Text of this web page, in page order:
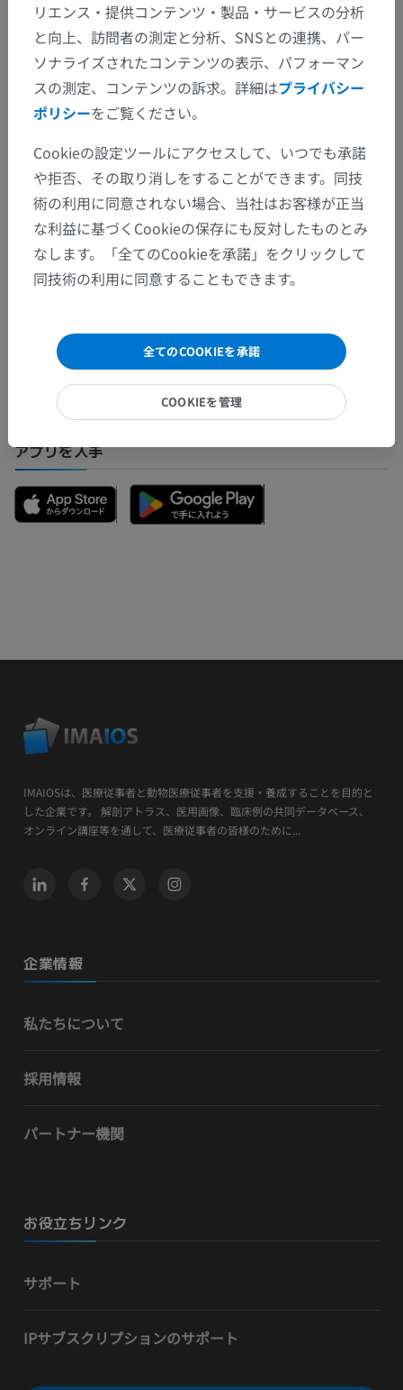
(線維軟骨)結合
人間の比較解剖学
翻訳
間違いを発見しましたか？
ぞお知らせください。
問題を報告
アプリを入手
IMAIOSは、医療従事者と動物医療従事者を支援・養成することを目的と
した企業です。 解剖アトラス、医用画像、臨床例の共同データベース、
オンライン講座等を通して、医療従事者の皆様のために...
企業情報
私たちについて
採用情報
パートナー機関
お役立ちリンク
サポート
IPサブスクリプションのサポート
リエンス・提供コンテンツ・製品・サービスの分析
と向上、訪問者の測定と分析、SNSとの連携、パー
ソナライズされたコンテンツの表示、パフォーマン
スの測定、コンテンツの訴求。詳細はプライバシー
ポリシーをご覧ください。
Cookieの設定ツールにアクセスして、いつでも承諾
や拒否、その取り消しをすることができます。同技
術の利用に同意されない場合、当社はお客様が正当
な利益に基づくCookieの保存にも反対したものとみ
なします。「全てのCookieを承諾」をクリックして
同技術の利用に同意することもできます。
全てのCOOKIEを承諾
COOKIEを管理